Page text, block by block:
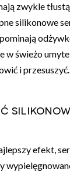
zwykle
silikonowe
w świeżo
i przesuszyć.
efekt,